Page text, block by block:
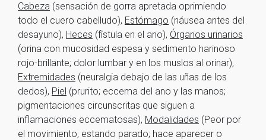
Cabeza (sensación de gorra apretada oprimiendo
todo el cuero cabelludo), Estómago (náusea antes del
desayuno), Heces (fístula en el ano), Órganos urinarios
(orina con mucosidad espesa y sedimento harinoso
rojo-brillante; dolor lumbar y en los muslos al orinar),
Extremidades (neuralgia debajo de las uñas de los
dedos), Piel (prurito; eccema del ano y las manos;
pigmentaciones circunscritas que siguen a
inflamaciones eccematosas), Modalidades (Peor por
el movimiento, estando parado; hace aparecer o